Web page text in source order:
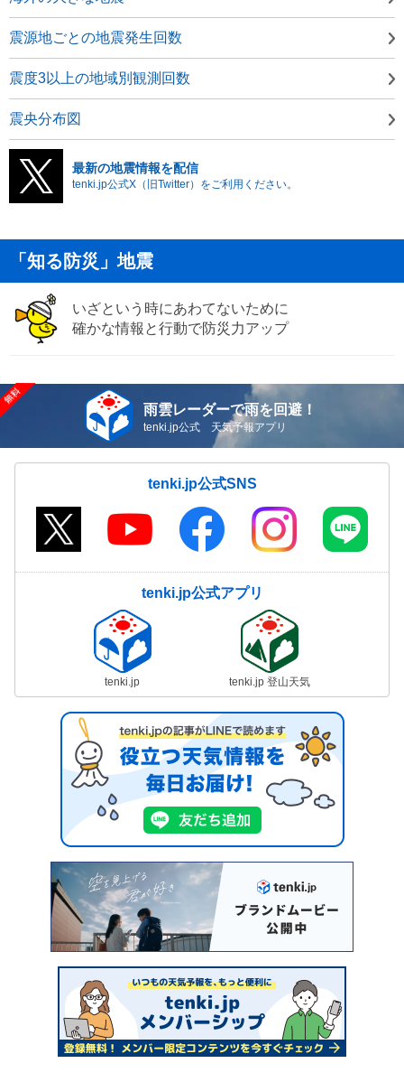
震源地ごとの地震発生回数
震度3以上の地域別観測回数
震央分布図
最新の地震情報を配信
tenki.jp公式X（旧Twitter）をご利用ください。
「知る防災」地震
いざという時にあわてないために
確かな情報と行動で防災力アップ
雨雲レーダーで雨を回避！
tenki.jp公式 天気予報アプリ
tenki.jp公式SNS
tenki.jp公式アプリ
tenki.jp tenki.jp 登山天気